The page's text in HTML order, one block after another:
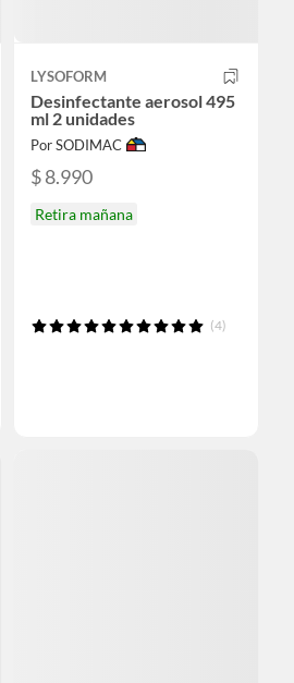
LYSOFORM
Desinfectante aerosol 495
ml 2 unidades
Por SODIMAC
$ 8.990
Retira mañana
(4)